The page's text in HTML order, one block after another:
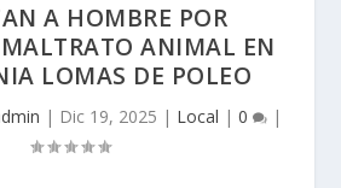
A HOMBRE POR
ANIMAL EN
LOMAS DE POLEO
| Dic 19, 2025 | Local | 0 |